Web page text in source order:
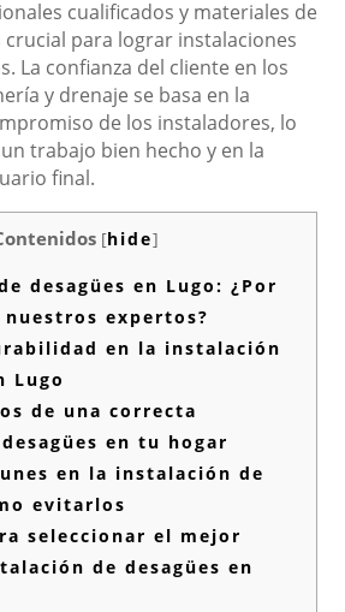
cualificados y materiales de
para lograr instalaciones
La confianza del cliente en los
y drenaje se basa en la
de los instaladores, lo
trabajo bien hecho y en la
final.
[hide]
desagües en Lugo: ¿Por
expertos?
en la instalación
Lugo
de una correcta
en tu hogar
en la instalación de
evitarlos
seleccionar el mejor
de desagües en